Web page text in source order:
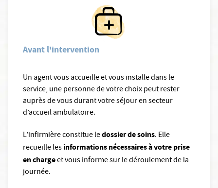
Avant l'intervention
Un agent vous accueille et vous installe dans le
service, une personne de votre choix peut rester
auprès de vous durant votre séjour en secteur
d’accueil ambulatoire.
L’infirmière constitue ledossier de soins. Elle
recueille lesinformations nécessaires à votre prise
en chargeet vous informe sur le déroulement de la
journée.